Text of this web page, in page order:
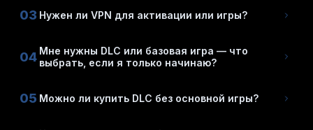
03 Нужен ли VPN для активации или игры?
04 Мне нужны DLC или базовая игра — что
выбрать, если я только начинаю?
05 Можно ли купить DLC без основной игры?